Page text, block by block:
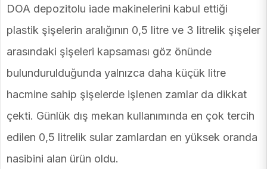
DOA depozitolu iade makinelerini kabul ettiği
plastik şişelerin aralığının 0,5 litre ve 3 litrelik şişeler
arasındaki şişeleri kapsaması göz önünde
bulundurulduğunda yalnızca daha küçük litre
hacmine sahip şişelerde işlenen zamlar da dikkat
çekti. Günlük dış mekan kullanımında en çok tercih
edilen 0,5 litrelik sular zamlardan en yüksek oranda
nasibini alan ürün oldu.